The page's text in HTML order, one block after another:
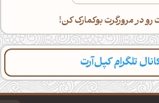
رو در مرورگرت بوکمارک کن!
تلگرام کپل‌آرت